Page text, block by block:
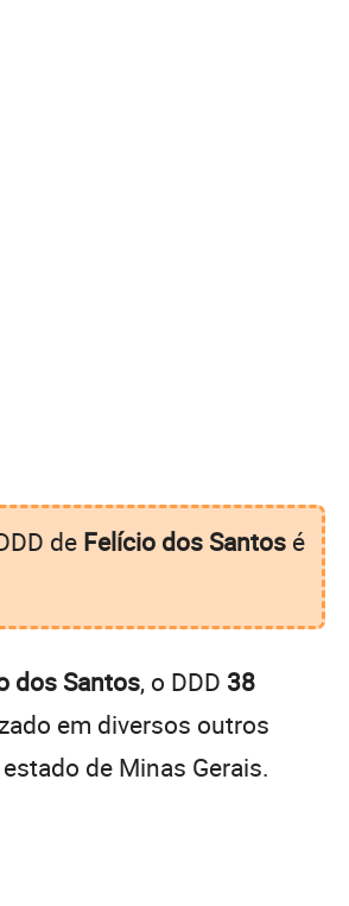
de Felício dos Santos é
dos Santos, o DDD 38
em diversos outros
de Minas Gerais.